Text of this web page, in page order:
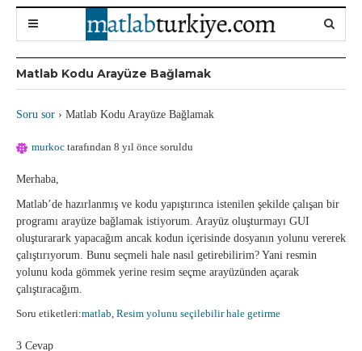
Matlab Kodu Arayüze Bağlamak
Soru sor › Matlab Kodu Arayüze Bağlamak
murkoc tarafından 8 yıl önce soruldu
Merhaba,
Matlab’de hazırlanmış ve kodu yapıştırınca istenilen şekilde çalışan bir
programı arayüze bağlamak istiyorum. Arayüz oluşturmayı GUI
oluşturarark yapacağım ancak kodun içerisinde dosyanın yolunu vererek
çalıştırıyorum. Bunu seçmeli hale nasıl getirebilirim? Yani resmin
yolunu koda gömmek yerine resim seçme arayüzünden açarak
çalıştıracağım.
Soru etiketleri:matlab, Resim yolunu seçilebilir hale getirme
3 Cevap